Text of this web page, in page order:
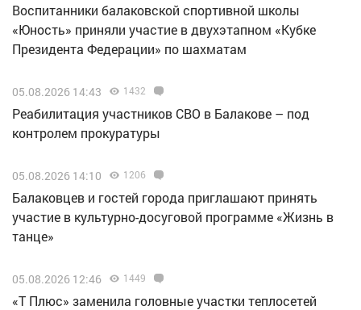
Воспитанники балаковской спортивной школы
«Юность» приняли участие в двухэтапном «Кубке
Президента Федерации» по шахматам
05.08.2026 14:43 1432
Реабилитация участников СВО в Балакове – под
контролем прокуратуры
05.08.2026 14:10 1206
Балаковцев и гостей города приглашают принять
участие в культурно-досуговой программе «Жизнь в
танце»
05.08.2026 12:46 1449
«Т Плюс» заменила головные участки теплосетей